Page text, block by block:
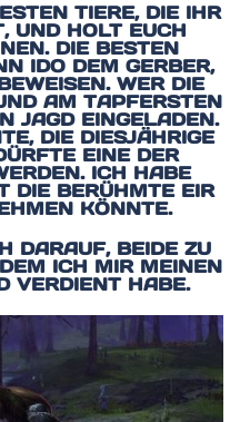
TIERE, DIE IHR
UND HOLT EUCH
DIE BESTEN
IDO DEM GERBER,
WER DIE
AM TAPFERSTEN
JAGD EINGELADEN. K
DIE DIESJÄHRIGE VE
EINE DER GE
ICH HABE GE
BERÜHMTE EIR ST
KÖNNTE.
DARAUF, BEIDE ZU
ICH MIR MEINEN
VERDIENT HABE.